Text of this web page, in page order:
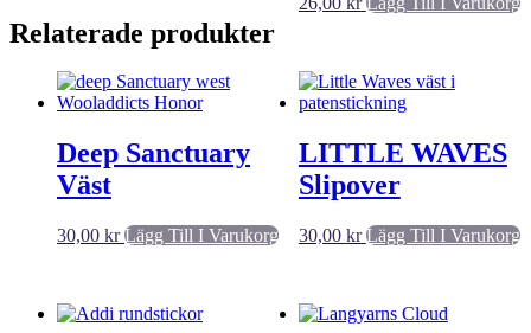
Deep Sanctuary
Väst
30,00 kr Lägg Till I Varukorg
LITTLE WAVES
Slipover
30,00 kr Lägg Till I Varukorg
Relaterade produkter